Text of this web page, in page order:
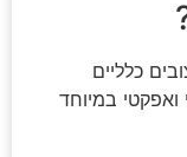
כלליים
במיוחד